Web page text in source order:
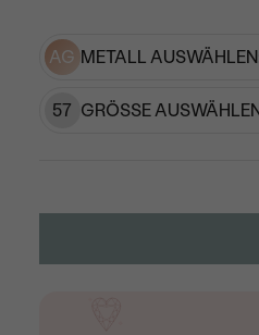
AG METALL
57 GRÖSSE